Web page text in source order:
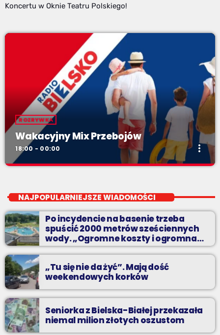
Koncertu w Oknie Teatru Polskiego!
ROZRYWKA
Wakacyjny Mix Przebojów
18:00 - 00:00 more_vert
Wakacyjny Mix Przebojów w Radiu BIELSKO to najgorętsze hity
lata, muzyczne plażowe perełki, wspomnienia letnich
przebojów, nowości i premiery oraz Wasze pozdrowienia z
wakacji!
NAJPOPULARNIEJSZE WIADOMOŚCI
Po incydencie na basenie trzeba
spuścić 2000 metrów sześciennych
wody. „Ogromne koszty i ogromna
praca”
„Tu się nie da żyć”. Mają dość
weekendowych korków
Seniorka z Bielska-Białej przekazała
niemal milion złotych oszustom